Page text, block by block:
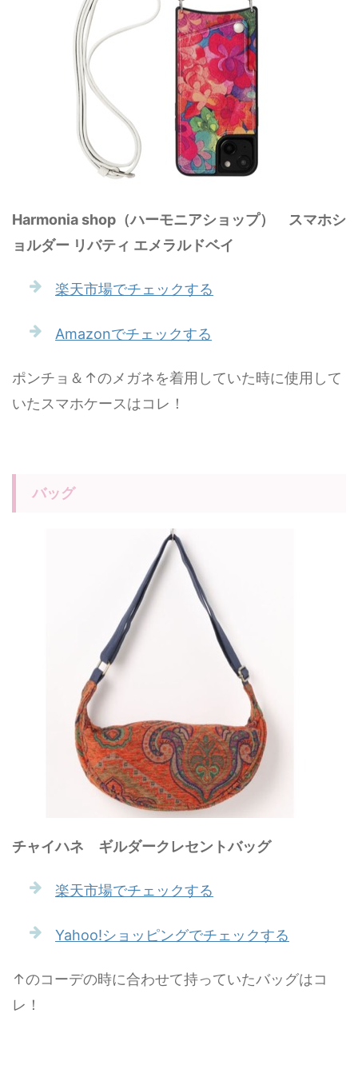
‎Harmonia shop（ハーモニアショップ） スマホシ
ョルダー リバティ エメラルドベイ
楽天市場でチェックする
Amazonでチェックする
ポンチョ＆↑のメガネを着用していた時に使用して
いたスマホケースはコレ！
バッグ
チャイハネ ギルダークレセントバッグ
楽天市場でチェックする
Yahoo!ショッピングでチェックする
↑のコーデの時に合わせて持っていたバッグはコ
レ！